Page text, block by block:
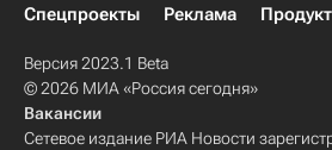
Спецпроекты
Реклама
Версия 2023.1 Beta
© 2026 МИА «Россия сегодня»
Вакансии
Сетевое издание РИА Новости